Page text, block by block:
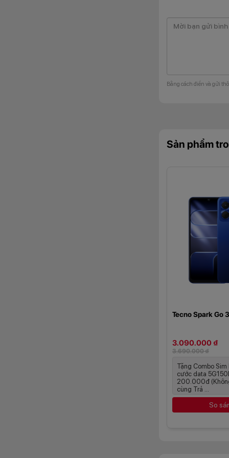
Màn hình
Điểm đặc biệt
đó, việc chuyển
Về khả năng
chi tiết tốt trong
Bằng cách điền và gửi
Sản phẩm
Tecno Spark Go
3.090.000 ₫
3.690.000 ₫
Tặng Combo Sim
cước data
200.000đ
cùng Trả ...
So